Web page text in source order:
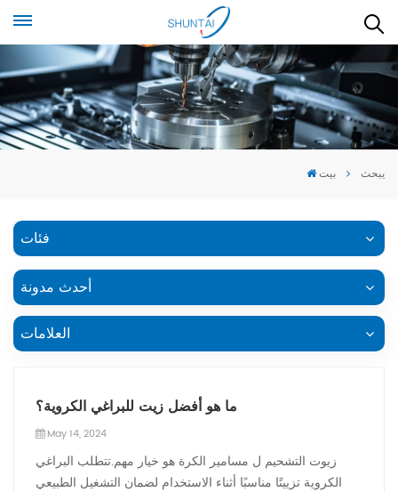
بيت يبحث
فئات
أحدث مدونة
العلامات
ما هو أفضل زيت للبراغي الكروية؟
May 14, 2024
زيوت التشحيم ل مسامير الكرة هو خيار مهم.تتطلب البراغي
الكروية تزييتًا مناسبًا أثناء الاستخدام لضمان التشغيل الطبيعي